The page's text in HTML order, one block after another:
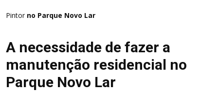
Pintor no Parque Novo Lar
A necessidade de fazer a
manutenção residencial no
Parque Novo Lar